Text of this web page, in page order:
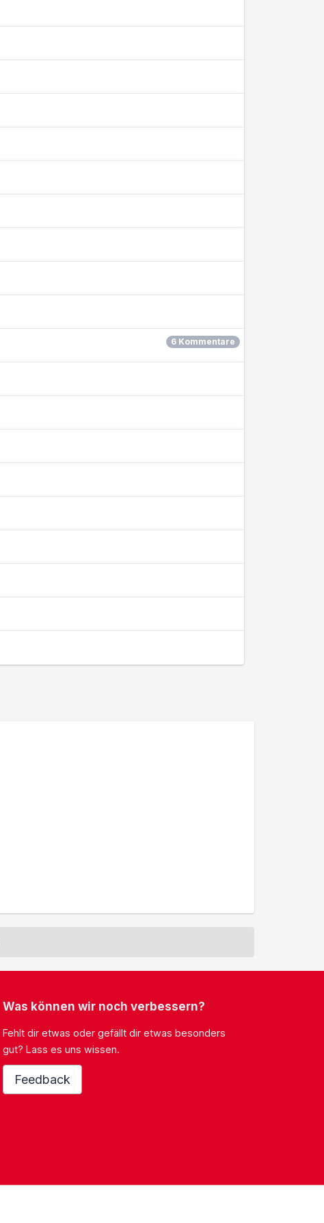
6 Kommentare
Was können wir noch verbessern?
Fehlt dir etwas oder gefällt dir etwas besonders
gut? Lass es uns wissen.
Feedback